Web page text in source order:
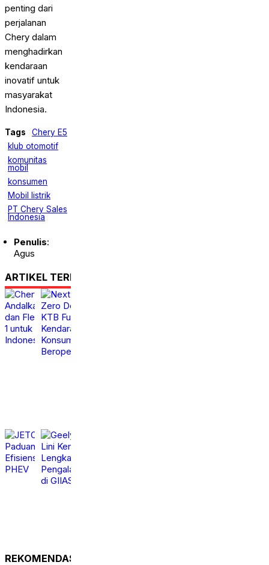
penting dari
perjalanan
Chery dalam
menghadirkan
kendaraan
inovatif untuk
masyarakat
Indonesia.
Tags
Chery E5
klub otomotif
komunitas
mobil
konsumen
Mobil listrik
PT Chery Sales
Indonesia
Penulis:
Agus
ARTIKEL TERKAIT
REKOMENDASI UNTUK ANDA